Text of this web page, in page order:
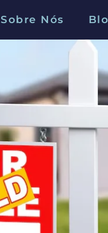
Sobre Nós